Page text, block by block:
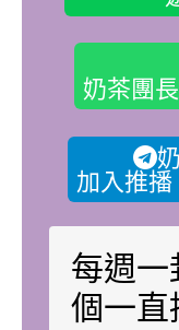
奶茶團長
加入推
每週
個一直